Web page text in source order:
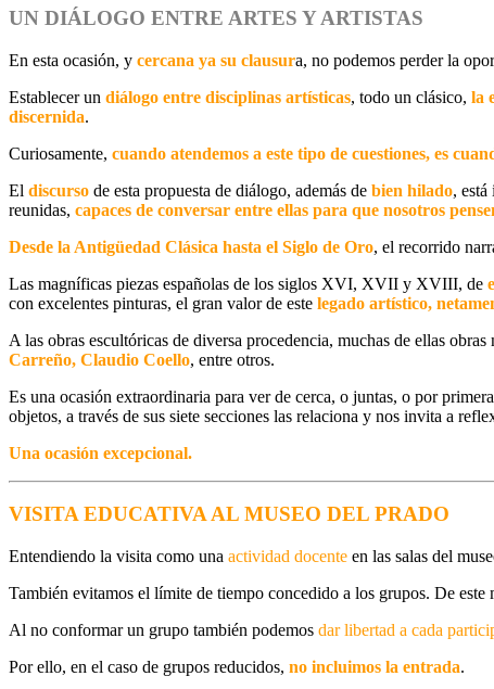
UN DIÁLOGO ENTRE ARTES Y ARTISTAS
En esta ocasión, y cercana ya su clausura, no podemos perder la
Establecerun diálogo entre disciplinas artísticas, todo un clásico, la
discernida.
Curiosamente, cuando atendemos a este tipo de cuestiones, es
El discurso de esta propuesta de diálogo, además de bien hilado, está
reunidas, capaces de conversar entre ellas para que nosotros
Desde la Antigüedad Clásica hasta el Siglo de Oro, el recorrido
Las magníficas piezas españolas de los siglos XVI, XVII y XVIII, de
con excelentes pinturas, el gran valor de este legado artístico,
A las obras escultóricas de diversa procedencia, muchas de ellas obras
Carreño, Claudio Coello, entre otros.
Es una ocasión extraordinaria para ver de cerca, o juntas, o por
objetos, a través de sus siete secciones las relaciona y nos invita a
Una ocasión excepcional.
VISITA EDUCATIVA AL MUSEO DEL PRADO
Entendiendo la visita como una actividad docente en las salas del
También evitamos el límite de tiempo concedido a los grupos. De este
Al no conformar un grupo también podemos darlibertad a cada
Por ello, en el caso de grupos reducidos, no incluimos la entrada.